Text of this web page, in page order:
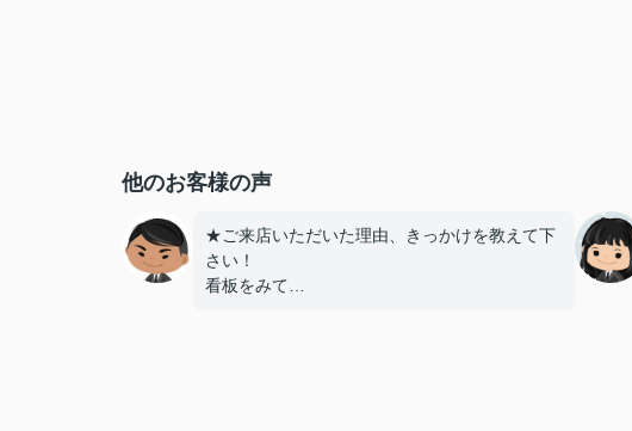
他のお客様の声
★ご来店いただいた理由、きっかけを教えて下
さい！
看板をみて